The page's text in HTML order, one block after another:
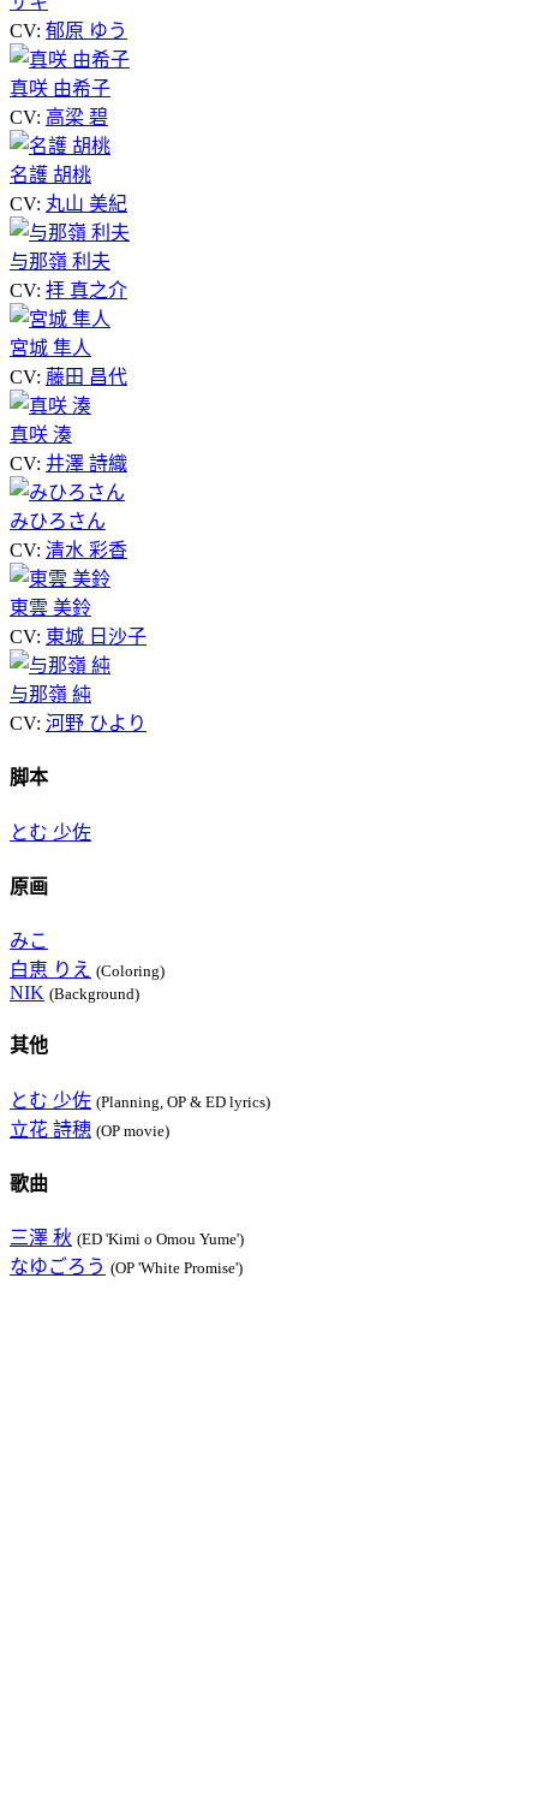
CV: 郁原 ゆう
真咲 由希子
CV: 高梁 碧
名護 胡桃
CV: 丸山 美紀
与那嶺 利夫
CV: 拝 真之介
宮城 隼人
CV: 藤田 昌代
真咲 湊
CV: 井澤 詩織
みひろさん
CV: 清水 彩香
東雲 美鈴
CV: 東城 日沙子
与那嶺 純
CV: 河野 ひより
脚本
とむ 少佐
原画
みこ
白恵 りえ (Coloring)
NIK (Background)
其他
とむ 少佐 (Planning, OP & ED lyrics)
立花 詩穂 (OP movie)
歌曲
三澤 秋 (ED 'Kimi o Omou Yume')
なゆごろう (OP 'White Promise')